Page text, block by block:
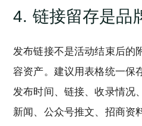
4. 链接留存是品
发布链接不是活动结束后的
容资产。建议用表格统一保
发布时间、链接、收录情况
新闻、公众号推文、招商资